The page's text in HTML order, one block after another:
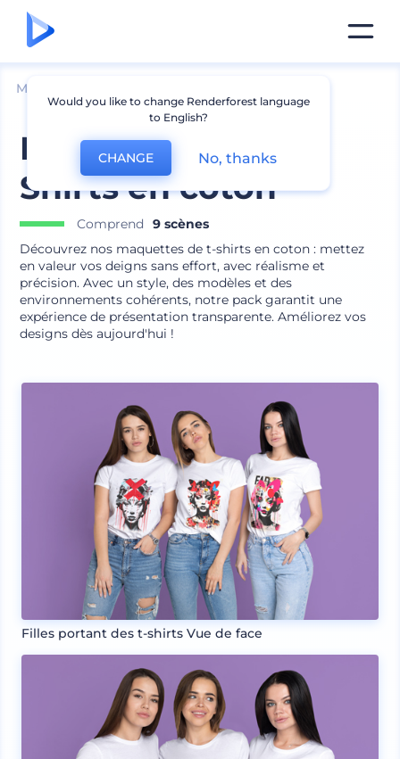
Mockups
Maquettes de T-
Shirts en coton
Comprend
9 scènes
Découvrez nos maquettes de t-shirts en coton : mettez
en valeur vos deigns sans effort, avec réalisme et
précision. Avec un style, des modèles et des
environnements cohérents, notre pack garantit une
expérience de présentation transparente. Améliorez vos
designs dès aujourd'hui !
Filles portant des t-shirts Vue de face
Would you like to change Renderforest language
to English?
CHANGE No, thanks